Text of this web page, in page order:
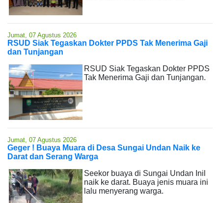
Jumat, 07 Agustus 2026
RSUD Siak Tegaskan Dokter PPDS Tak Menerima Gaji
dan Tunjangan
RSUD Siak Tegaskan Dokter PPDS
Tak Menerima Gaji dan Tunjangan.
Jumat, 07 Agustus 2026
Geger ! Buaya Muara di Desa Sungai Undan Naik ke
Darat dan Serang Warga
Seekor buaya di Sungai Undan Inil
naik ke darat. Buaya jenis muara ini
lalu menyerang warga.